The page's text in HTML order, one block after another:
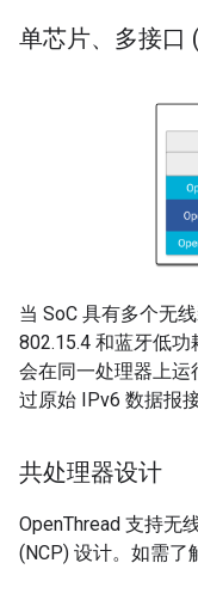
单芯片、多接口
当 SoC 具有多个无
802.15.4 和蓝牙低功
会在同一处理器上运
过原始 IPv6 数据报
共处理器设计
OpenThread 支持无
(NCP) 设计。如需了